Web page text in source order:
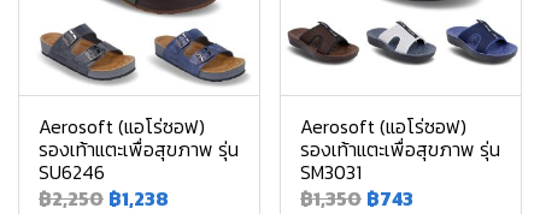
Aerosoft (แอโร่ซอฟ)
รองเท้าแตะเพื่อสุขภาพ รุ่น
SU6246
฿2,250 ฿1,238
Aerosoft (แอโร่ซอฟ)
รองเท้าแตะเพื่อสุขภาพ รุ่น
SM3031
฿1,350 ฿743